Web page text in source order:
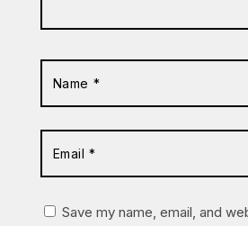
Save my name, email, and